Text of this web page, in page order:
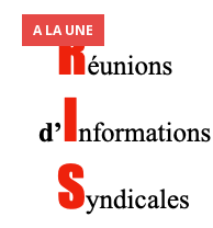
A LA UNE